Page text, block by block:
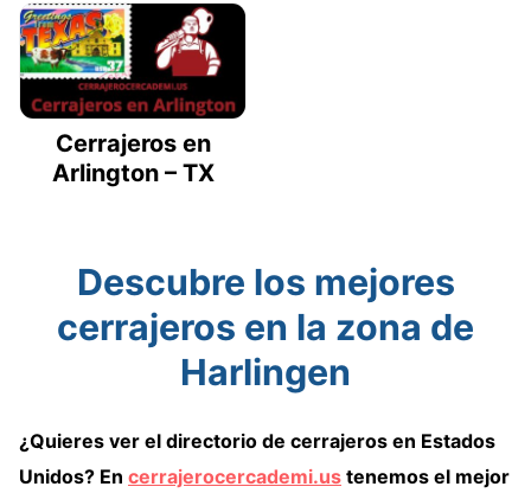
Cerrajeros en
Arlington – TX
Descubre los mejores
cerrajeros en la zona de
Harlingen
¿Quieres ver el directorio de cerrajeros en Estados
Unidos? En cerrajerocercademi.us tenemos el mejor